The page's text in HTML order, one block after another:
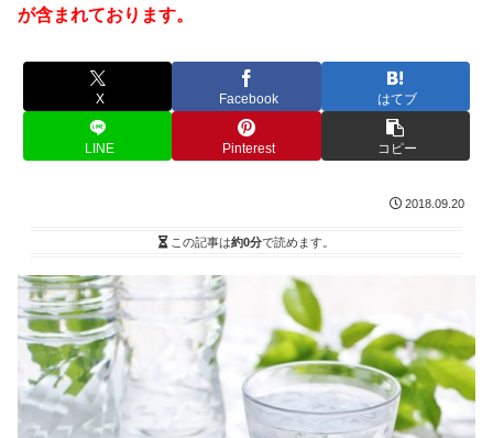
が含まれております。
X Facebook はてブ
LINE Pinterest コピー
2018.09.20
この記事は約0分で読めます。